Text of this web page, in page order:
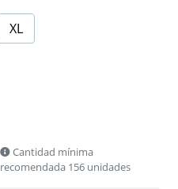
XL
Cantidad mínima
recomendada 156 unidades